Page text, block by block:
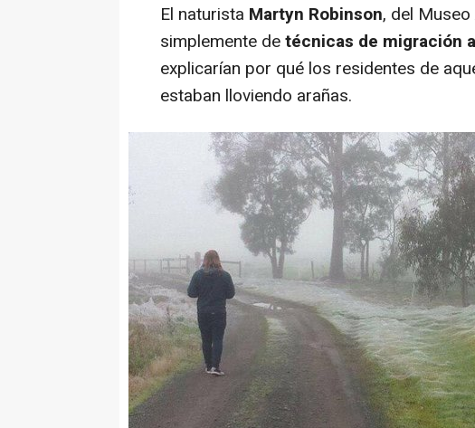
El naturista Martyn Robinson, del
simplemente detécnicas de migración
explicarían por qué los residentes de
estaban lloviendo arañas.